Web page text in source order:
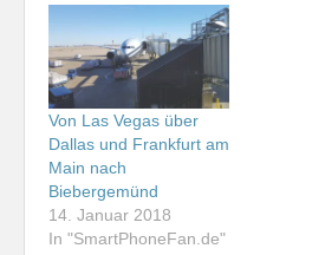
Von Las Vegas über
Dallas und Frankfurt am
Main nach
Biebergemünd
14. Januar 2018
In "SmartPhoneFan.de"